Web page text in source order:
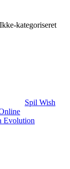
Ikke-kategoriseret
Spil Wish
Evolution